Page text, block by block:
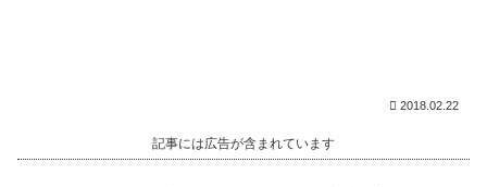
2018.02.22
記事には広告が含まれています